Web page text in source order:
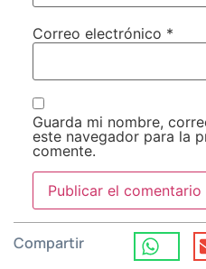
Correo electrónico *
Guarda mi nombre,
este navegador para la
comente.
Compartir